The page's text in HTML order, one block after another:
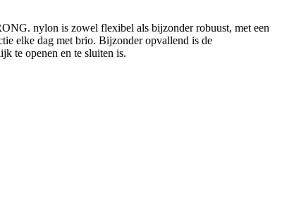
nylon is zowel flexibel als bijzonder robuust, met een
elke dag met brio. Bijzonder opvallend is de
te openen en te sluiten is.